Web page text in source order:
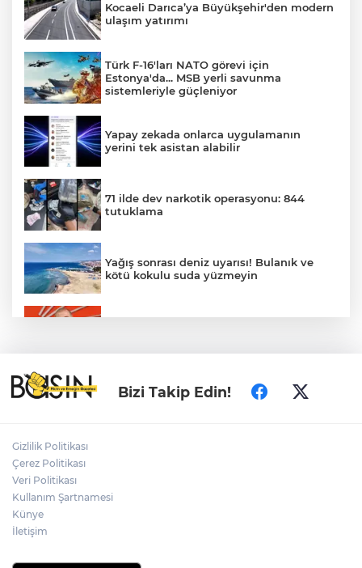
Kocaeli Darıca’ya Büyükşehir'den modern
ulaşım yatırımı
Türk F-16'ları NATO görevi için
Estonya'da... MSB yerli savunma
sistemleriyle güçleniyor
Yapay zekada onlarca uygulamanın
yerini tek asistan alabilir
71 ilde dev narkotik operasyonu: 844
tutuklama
Yağış sonrası deniz uyarısı! Bulanık ve
kötü kokulu suda yüzmeyin
Türkiye ile Vietnam arasında 'hava'da
yeni dönem... Sefer kapasitesi artırıldı
Bizi Takip Edin!
Gizlilik Politikası
Çerez Politikası
Veri Politikası
Kullanım Şartnamesi
Künye
İletişim